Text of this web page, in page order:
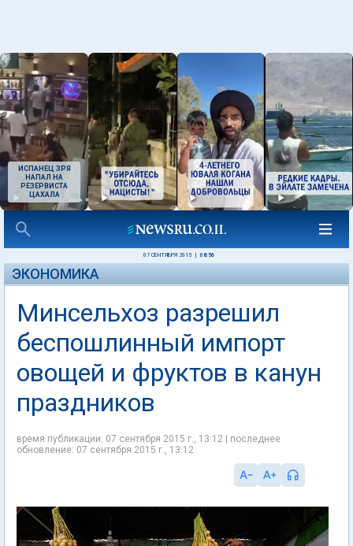
ИСПАНЕЦ ЗРЯ
НАПАЛ НА
РЕЗЕРВИСТА
ЦАХАЛА
07 СЕНТЯБРЯ 2015 08:56
ЭКОНОМИКА
Минсельхоз разрешил
беспошлинный импорт
овощей и фруктов в канун
праздников
время публикации: 07 сентября 2015 г., 13:12 | последнее
обновление: 07 сентября 2015 г., 13:12